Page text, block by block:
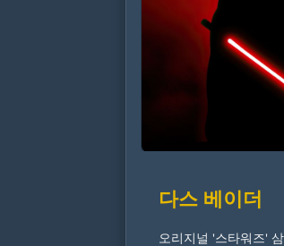
다스 베이더
오리지널 '스타워즈'